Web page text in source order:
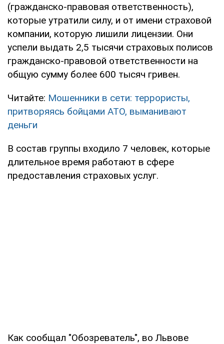
(гражданско-правовая ответственность),
которые утратили силу, и от имени страховой
компании, которую лишили лицензии. Они
успели выдать 2,5 тысячи страховых полисов
гражданско-правовой ответственности на
общую сумму более 600 тысяч гривен.
Читайте: Мошенники в сети: террористы,
притворяясь бойцами АТО, выманивают
деньги
В состав группы входило 7 человек, которые
длительное время работают в сфере
предоставления страховых услуг.
Как сообщал "Обозреватель", во Львове